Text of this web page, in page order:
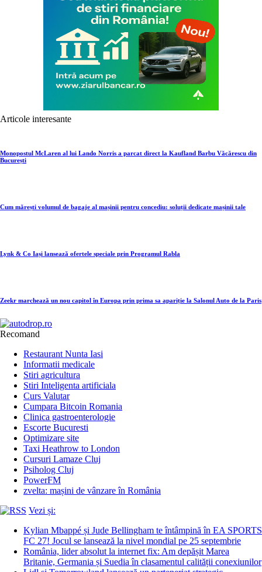
Articole interesante
Monopostul McLaren al lui Lando Norris a parcat direct la Kaufland Barbu Văcărescu din
București
Cum mărești volumul de bagaje al mașinii pentru concediu: soluții dedicate mașinii tale
Lynk & Co Iași lansează ofertele speciale prin Programul Rabla
Zeekr marchează un nou capitol în Europa prin prima sa apariție la Salonul Auto de la Paris
Recomand
Restaurant Nunta Iasi
Informatii medicale
Stiri agricultura
Stiri Inteligenta artificiala
Curs Valutar
Cumpara Bitcoin Romania
Clinica gastroenterologie
Escorte Bucuresti
Optimizare site
Taxi Heathrow to London
Cursuri Lamaze Cluj
Psiholog Cluj
PowerFM
zvelta: mașini de vânzare în România
Vezi și:
Kylian Mbappé și Jude Bellingham te întâmpină în EA SPORTS
FC 27! Jocul se lansează la nivel mondial pe 25 septembrie
România, lider absolut la internet fix: Am depășit Marea
Britanie, Germania și Suedia în clasamentul calității conexiunilor